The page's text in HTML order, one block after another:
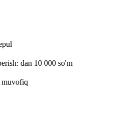
dan 10 000 so'm
muvofiq